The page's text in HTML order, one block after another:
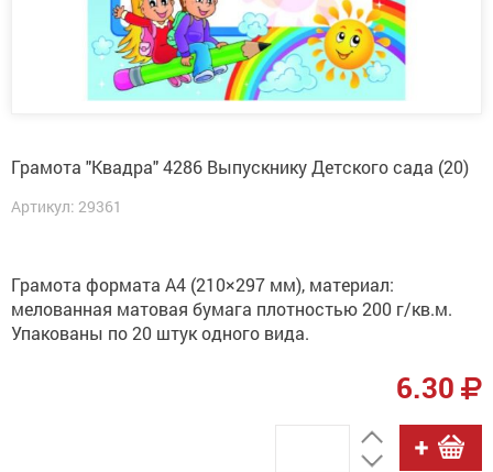
Грамота "Квадра" 4286 Выпускнику Детского сада (20)
Артикул: 29361
Грамота формата А4 (210×297 мм), материал:
мелованная матовая бумага плотностью 200 г/кв.м.
Упакованы по 20 штук одного вида.
6.30